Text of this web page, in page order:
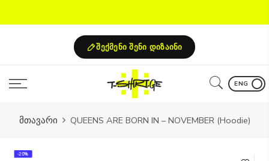
შექმენი შენი დიზაინი
ENG
მთავარი QUEENS ARE BORN IN – NOVEMBER (Hoodie)
-20%